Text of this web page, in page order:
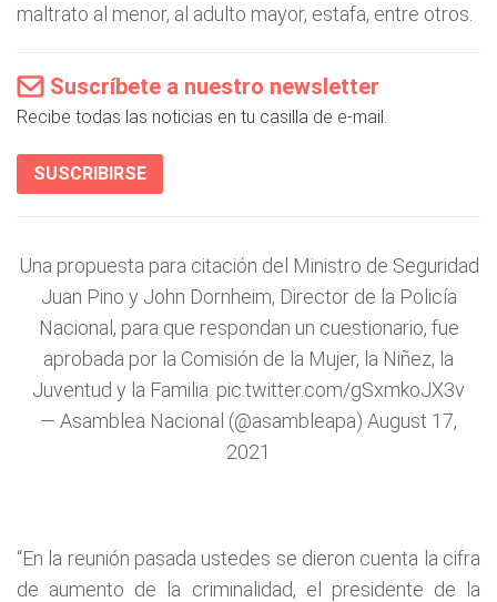
maltrato al menor, al adulto mayor, estafa, entre otros.
Suscríbete a nuestro newsletter
Recibe todas las noticias en tu casilla de e-mail.
SUSCRIBIRSE
Una propuesta para citación del Ministro de Seguridad
Juan Pino y John Dornheim, Director de la Policía
Nacional, para que respondan un cuestionario, fue
aprobada por la Comisión de la Mujer, la Niñez, la
Juventud y la Familia. pic.twitter.com/gSxmkoJX3v
— Asamblea Nacional (@asambleapa) August 17,
2021
“En la reunión pasada ustedes se dieron cuenta la cifra
de aumento de la criminalidad, el presidente de la